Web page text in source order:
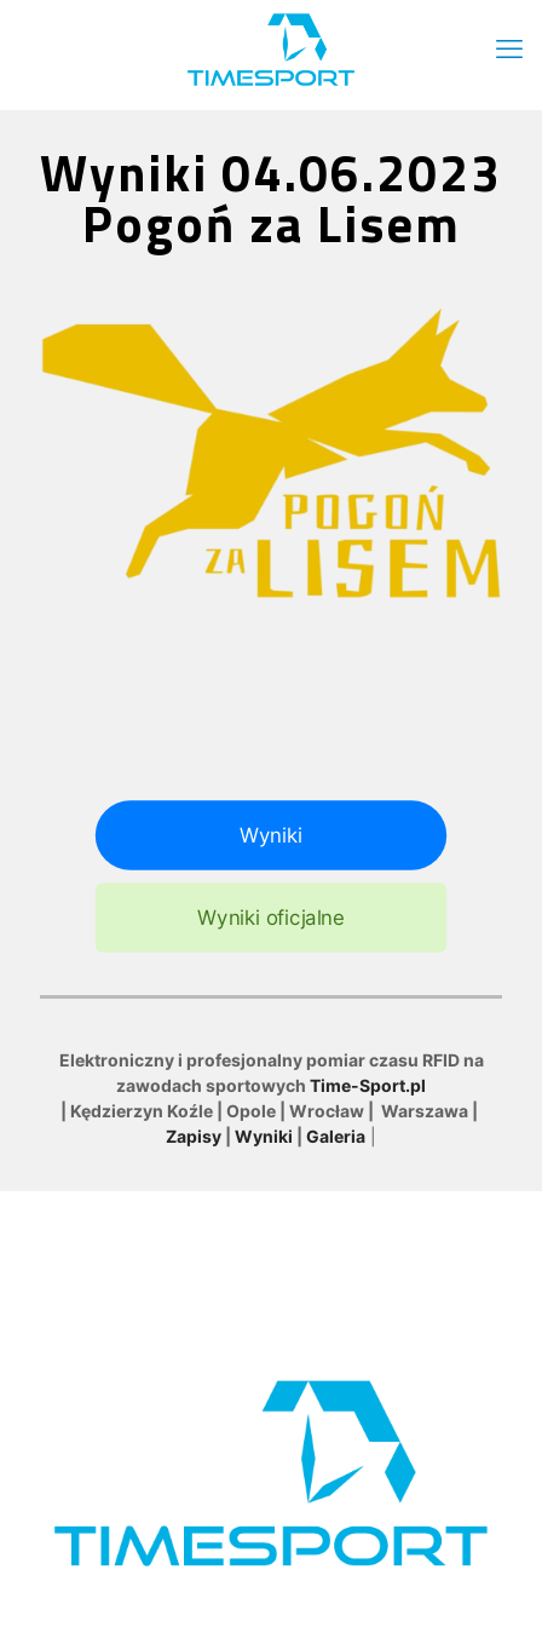
Wyniki 04.06.2023
Pogoń za Lisem
Wyniki
Wyniki oficjalne
Elektroniczny i profesjonalny pomiar czasu RFID na
zawodach sportowych Time-Sport.pl
| Kędzierzyn Koźle | Opole | Wrocław | Warszawa |
Zapisy
Wyniki Galeria